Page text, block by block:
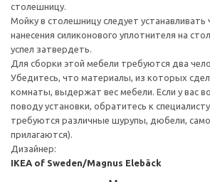
столешницу.
Мойку в столешницу следует устанавливать
нанесения силиконового уплотнителя на
успел затвердеть.
Для сборки этой мебели требуются два
Убедитесь, что материалы, из которых
комнаты, выдержат вес мебели. Если у вас
поводу установки, обратитесь к
требуются различные шурупы, дюбели,
прилагаются).
Дизайнер:
IKEA of Sweden/Magnus Elebäck